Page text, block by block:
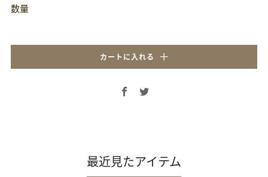
数量
カートに入れる
Facebook
Twitter
最近見たアイテム